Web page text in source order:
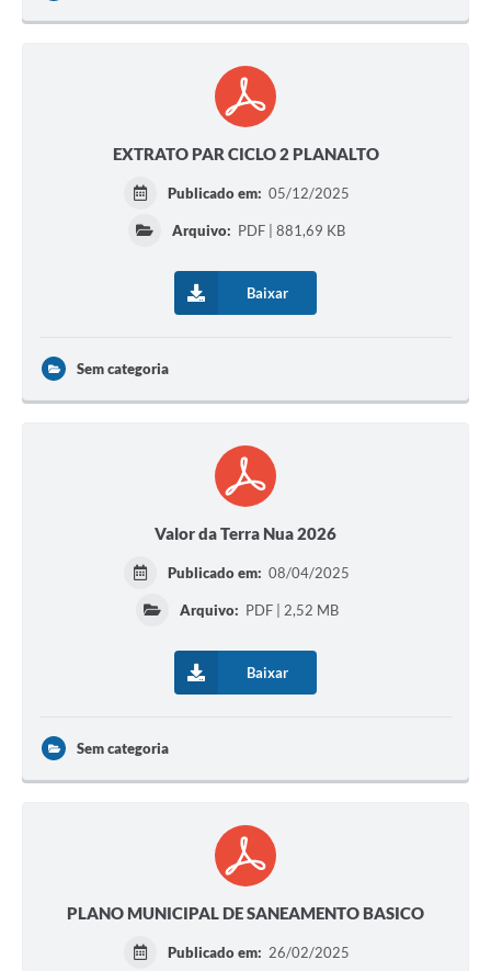
EXTRATO PAR CICLO 2 PLANALTO
Publicado em: 05/12/2025
Arquivo: PDF | 881,69 KB
Baixar
Sem categoria
Valor da Terra Nua 2026
Publicado em: 08/04/2025
Arquivo: PDF | 2,52 MB
Baixar
Sem categoria
PLANO MUNICIPAL DE SANEAMENTO BASICO
Publicado em: 26/02/2025